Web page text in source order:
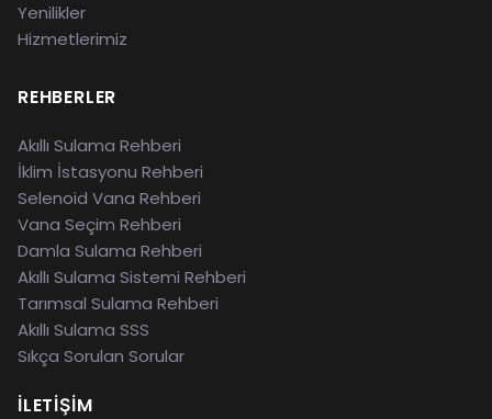
Yenilikler
Hizmetlerimiz
REHBERLER
Akıllı Sulama Rehberi
İklim İstasyonu Rehberi
Selenoid Vana Rehberi
Vana Seçim Rehberi
Damla Sulama Rehberi
Akıllı Sulama Sistemi Rehberi
Tarımsal Sulama Rehberi
Akıllı Sulama SSS
Sıkça Sorulan Sorular
İLETIŞIM